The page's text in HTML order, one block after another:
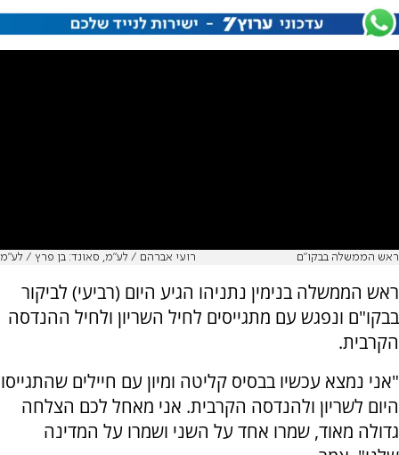
ראש הממשלה בבקו"ם רועי אברהם / לע״מ, סאונד: בן פרץ / לע״מ
ראש הממשלה בנימין נתניהו הגיע היום (רביעי) לביקור
בבקו"ם ונפגש עם מתגייסים לחיל השריון ולחיל ההנדסה
הקרבית.
"אני נמצא עכשיו בבסיס קליטה ומיון עם חיילים שהתגייסו
היום לשריון ולהנדסה הקרבית. אני מאחל לכם הצלחה
גדולה מאוד, שמרו אחד על השני ושמרו על המדינה